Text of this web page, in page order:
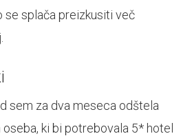
se splača preizkusiti več
sem za dva meseca odštela
ki bi potrebovala 5* hotel